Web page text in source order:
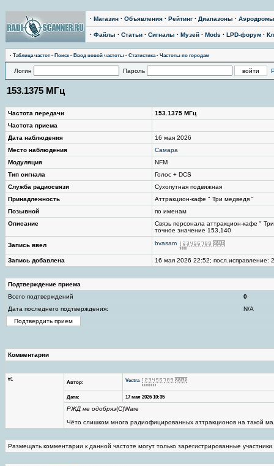
· Магазин · Объявления · Рейтинг · Диапазоны · Аэродромы
· Файлы · Статьи · Сигналы · Музей · Mods · LPD-форум ·
· Таблица частот · Поиск · Ввод новой частоты · Статистика· Частоты по городам
Логин Пароль
153.1375 МГц
Частота передачи
153.1375 МГц
Частота приема
Дата наблюдения
16 мая 2026
Место наблюдения
Самара
Модуляция
NFM
Тип сигнала
Голос + DCS
Служба радиосвязи
Сухопутная подвижная
Принадлежность
Аттракцион-кафе " Три медведя "
Позывной
по именам
Описание
Связь персонала аттракцион-кафе "
точное значение 153,140
Запись ввел bvasam
Запись добавлена 16 мая 2026 22:52; посл.исправление:
Подтверждение приема
Всего подтверждений
0
Дата последнего подтверждения:
N/A
Комментарии
#1 Автор: Vectra
Дата: 17 мая 2026 10:35
РЖД не одобряэ(C)Ware
Чёто слишком многа радиофицированных аттракционов на такой
Размещать комментарии к данной частоте могут только зарегистрированные